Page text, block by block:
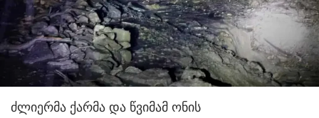
ძლიერმა ქარმა და წვიმამ ონის